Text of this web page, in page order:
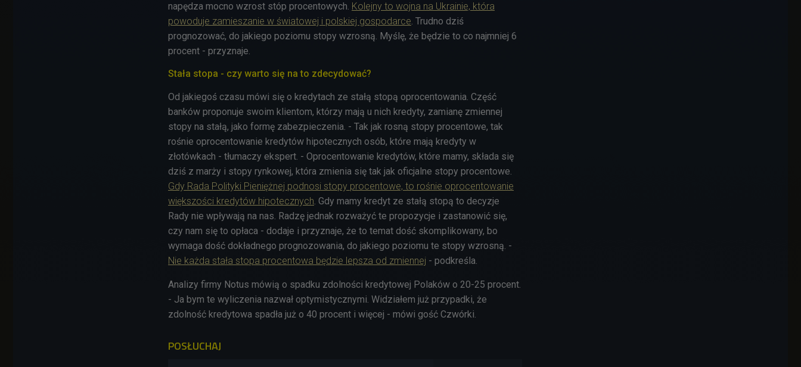
napędza mocno wzrost stóp procentowych. Kolejny to wojna na Ukrainie, która
powoduje zamieszanie w światowej i polskiej gospodarce. Trudno dziś
prognozować, do jakiego poziomu stopy wzrosną. Myślę, że będzie to co najmniej 6
procent - przyznaje.
Stała stopa - czy warto się na to zdecydować?
Od jakiegoś czasu mówi się o kredytach ze stałą stopą oprocentowania. Część
banków proponuje swoim klientom, którzy mają u nich kredyty, zamianę zmiennej
stopy na stałą, jako formę zabezpieczenia. - Tak jak rosną stopy procentowe, tak
rośnie oprocentowanie kredytów hipotecznych osób, które mają kredyty w
złotówkach - tłumaczy ekspert. - Oprocentowanie kredytów, które mamy, składa się
dziś z marży i stopy rynkowej, która zmienia się tak jak oficjalne stopy procentowe.
Gdy Rada Polityki Pieniężnej podnosi stopy procentowe, to rośnie oprocentowanie
większości kredytów hipotecznych. Gdy mamy kredyt ze stałą stopą to decyzje
Rady nie wpływają na nas. Radzę jednak rozważyć te propozycje i zastanowić się,
czy nam się to opłaca - dodaje i przyznaje, że to temat dość skomplikowany, bo
wymaga dość dokładnego prognozowania, do jakiego poziomu te stopy wzrosną. -
Nie każda stała stopa procentowa będzie lepsza od zmiennej - podkreśla.
Analizy firmy Notus mówią o spadku zdolności kredytowej Polaków o 20-25 procent.
- Ja bym te wyliczenia nazwał optymistycznymi. Widziałem już przypadki, że
zdolność kredytowa spadła już o 40 procent i więcej - mówi gość Czwórki.
POSŁUCHAJ